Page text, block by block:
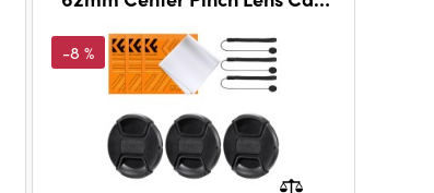
(unstringing)*3+Vacuum
Cleaning C
-8 %